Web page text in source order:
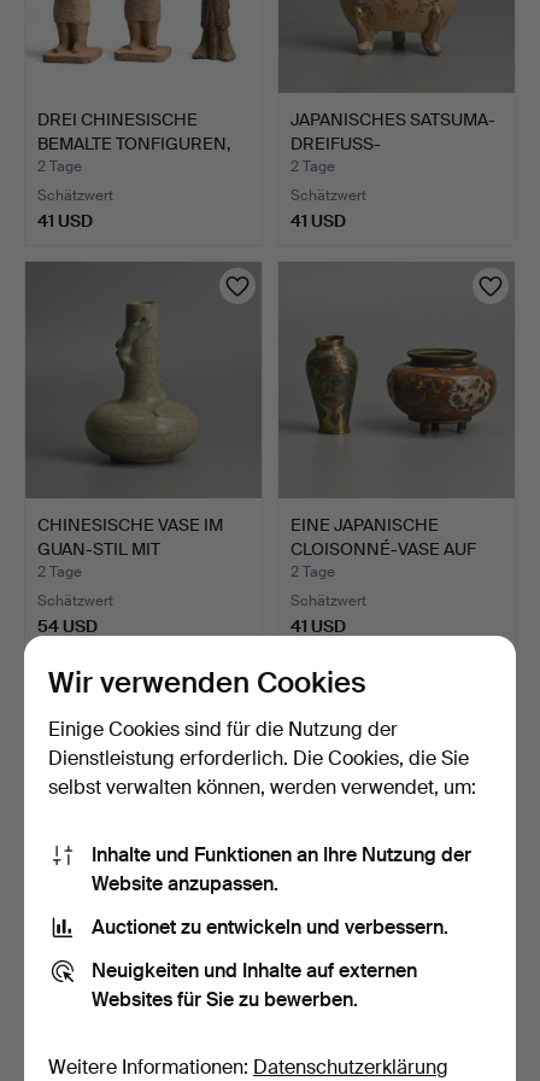
DREI CHINESISCHE
BEMALTE TONFIGUREN,
TANG-…
2 Tage
Schätzwert
41 USD
JAPANISCHES SATSUMA-
DREIFUSS-
RÄUCHERGEFÄSS…
2 Tage
Schätzwert
41 USD
CHINESISCHE VASE IM
GUAN-STIL MIT
GEFORMTE…
2 Tage
Schätzwert
54 USD
EINE JAPANISCHE
CLOISONNÉ-VASE AUF
FÜSSEN,…
2 Tage
Schätzwert
41 USD
CHINESISCHER
HTSHOLZRAHME…
2 Tage
Schätzwert
CHINESISCHES YIXING-
…
2 Tage
Schätzwert
Wir verwenden Cookies
Einige Cookies sind für die Nutzung der
Dienstleistung erforderlich. Die Cookies, die Sie
selbst verwalten können, werden verwendet, um:
Inhalte und Funktionen an Ihre Nutzung der
Website anzupassen.
Auctionet zu entwickeln und verbessern.
Neuigkeiten und Inhalte auf externen
Websites für Sie zu bewerben.
Weitere Informationen: Datenschutzerklärung